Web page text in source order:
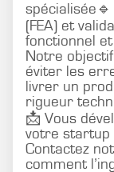
(FEA) et
fonctionnel
Notre
éviter les
livrer un
rigueur
📩 Vous
votre startup
Contactez
comment